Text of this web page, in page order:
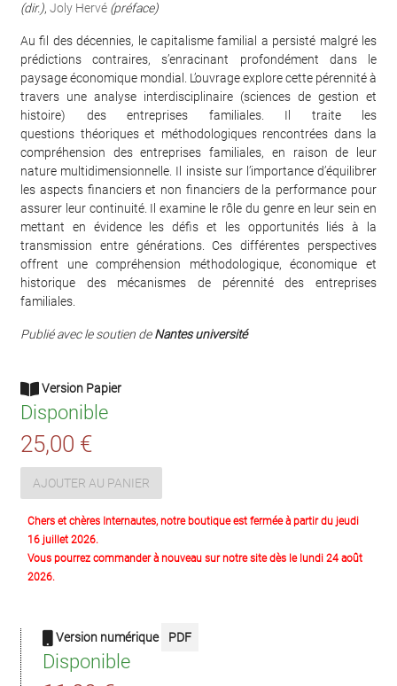
(dir.), Joly Hervé (préface)
Au fil des décennies, le capitalisme familial a persisté malgré les
prédictions contraires, s’enracinant profondément dans le
paysage économique mondial. L’ouvrage explore cette pérennité à
travers une analyse interdisciplinaire (sciences de gestion et
histoire) des entreprises familiales. Il traite les
questions théoriques et méthodologiques rencontrées dans la
compréhension des entreprises familiales, en raison de leur
nature multidimensionnelle. Il insiste sur l’importance d’équilibrer
les aspects financiers et non financiers de la performance pour
assurer leur continuité. Il examine le rôle du genre en leur sein en
mettant en évidence les défis et les opportunités liés à la
transmission entre générations. Ces différentes perspectives
offrent une compréhension méthodologique, économique et
historique des mécanismes de pérennité des entreprises
familiales.
Publié avec le soutien deNantes université
Version Papier
Disponible
25,00 €
AJOUTER AU PANIER
Chers et chères Internautes, notre boutique est fermée à partir du jeudi
16 juillet 2026.
Vous pourrez commander à nouveau sur notre site dès le lundi 24 août
2026.
Version numérique PDF
Disponible